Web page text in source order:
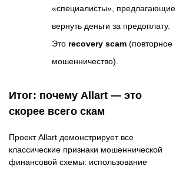
«специалисты», предлагающие
вернуть деньги за предоплату.
Это recovery scam (повторное
мошенничество).
Итог: почему Allart — это
скорее всего скам
Проект Allart демонстрирует все
классические признаки мошеннической
финансовой схемы: использование